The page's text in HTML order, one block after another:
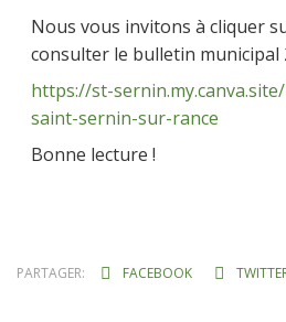
Nous vous invitons à cliquer
consulter le bulletin municipal
https://st-
saint-sernin-sur-rance
Bonne lecture !
PARTAGER: FACEBOOK